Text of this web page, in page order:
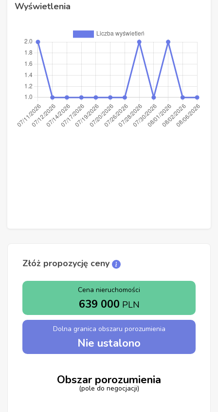
Wyświetlenia
Złóż propozycję ceny
Cena nieruchomości
639 000 PLN
Dolna granica obszaru porozumienia
Nie ustalono
Obszar porozumienia
(pole do negocjacji)